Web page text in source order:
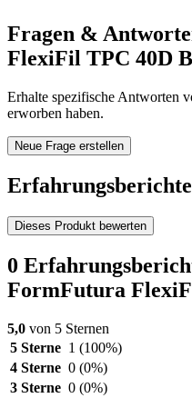
Fragen &
FlexiFil TPC 40D
Erhalte spezifische Antworten
erworben haben.
Neue Frage erstellen
Dieses Produkt bewerten
0
FormFutura
5,0 von 5 Sternen
5 Sterne 1 (100%)
4 Sterne 0 (0%)
3 Sterne 0 (0%)